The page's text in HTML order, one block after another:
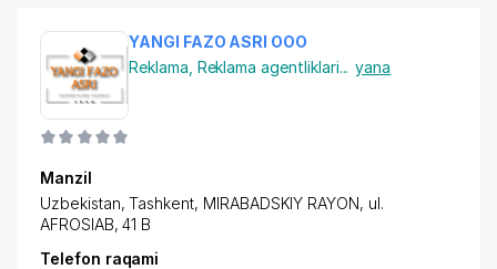
YANGI FAZO ASRI OOO
Reklama Reklama agentliklari... yana
Manzil
Uzbekistan, Tashkent, MIRABADSKIY RAYON, ul.
AFROSIAB, 41 B
Telefon raqami